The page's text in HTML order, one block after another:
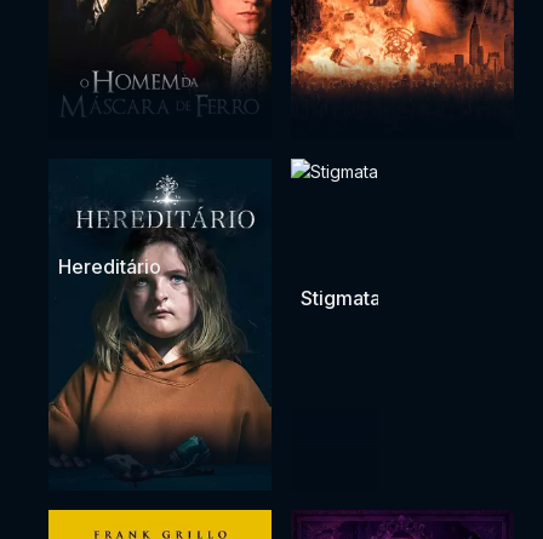
Hereditário
Stigmata